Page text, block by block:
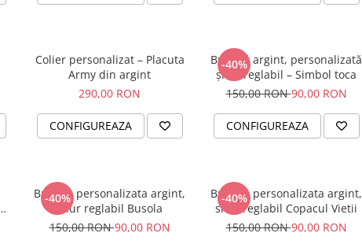
Colier personalizat – Placuta
Army din argint
290,00 RON
CONFIGUREAZA
-40%
Brățară argint, personalizată
șnur reglabil – Simbol toca
150,00 RON90,00 RON
CONFIGUREAZA
-40%
Bratara personalizata argint,
snur reglabil Busola
150,00 RON90,00 RON
-40%
Bratara personalizata argint,
snur reglabil Copacul Vietii
150,00 RON90,00 RON